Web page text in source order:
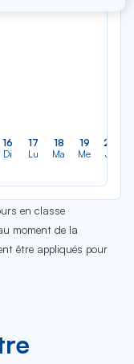
16
Di
17
Lu
18
Ma
19
Me
20
Je
en classe
moment de la
être appliqués pour